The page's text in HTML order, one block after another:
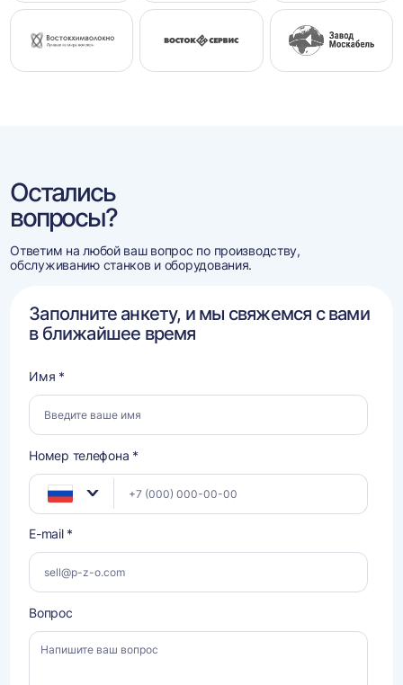
Остались
вопросы?
Ответим на любой ваш вопрос по производству,
обслуживанию станков и оборудования.
Заполните анкету, и мы свяжемся с вами
в ближайшее время
Имя *
Номер телефона *
E-mail *
Вопрос